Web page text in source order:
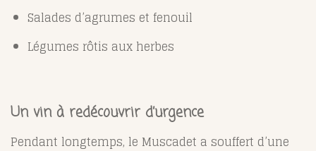
Salades d’agrumes et fenouil
Légumes rôtis aux herbes
Un vin à redécouvrir d’urgence
Pendant longtemps, le Muscadet a souffert d’une